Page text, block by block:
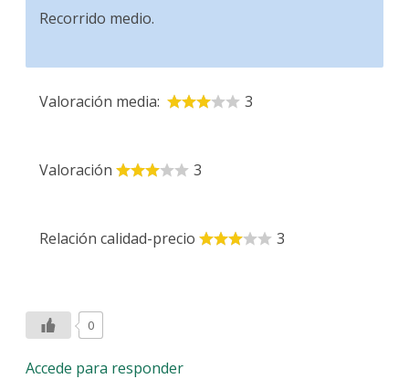
Recorrido medio.
Valoración media: 3
Valoración 3
Relación calidad-precio 3
0
Accede para responder